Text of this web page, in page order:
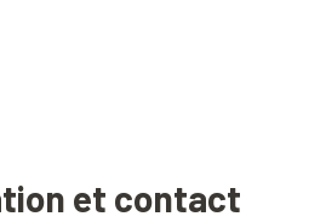
et contact